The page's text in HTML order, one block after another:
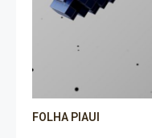
FOLHA PIAUI